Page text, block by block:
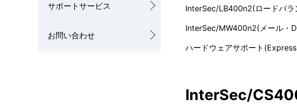
サポートサービス
お問い合わせ
InterSec/LB400n2(ロードバラ
InterSec/MW400n2(メール・
ハードウェアサポート
InterSec/